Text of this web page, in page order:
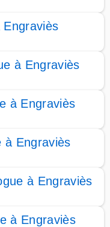
à Engraviès
à Engraviès
à Engraviès
à Engraviès
à Engraviès